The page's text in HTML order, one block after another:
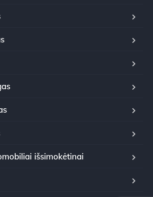
išsimokėtinai